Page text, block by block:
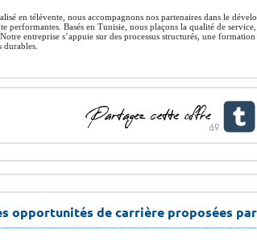
en télévente, nous accompagnons nos partenaires dans le
performantes. Basés en Tunisie, nous plaçons la qualité de
entreprise s’appuie sur des processus structurés, une
durables.
opportunités de carrière proposées